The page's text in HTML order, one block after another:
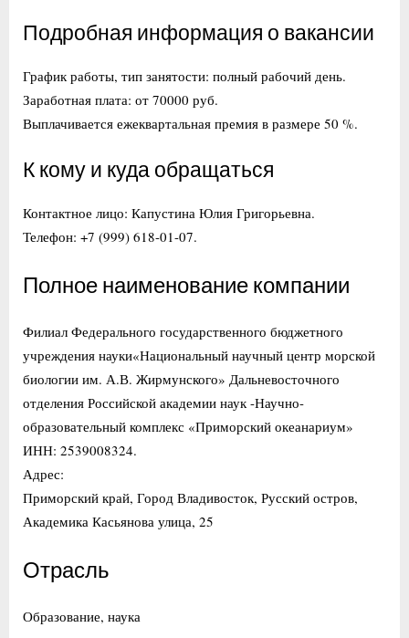
Подробная информация о вакансии
График работы, тип занятости: полный рабочий день.
Заработная плата: от 70000 руб.
Выплачивается ежеквартальная премия в размере 50 %.
К кому и куда обращаться
Контактное лицо: Капустина Юлия Григорьевна.
Телефон: +7 (999) 618-01-07.
Полное наименование компании
Филиал Федерального государственного бюджетного
учреждения науки«Национальный научный центр морской
биологии им. А.В. Жирмунского» Дальневосточного
отделения Российской академии наук -Научно-
образовательный комплекс «Приморский океанариум»
ИНН: 2539008324.
Адрес:
Приморский край, Город Владивосток, Русский остров,
Академика Касьянова улица, 25
Отрасль
Образование, наука